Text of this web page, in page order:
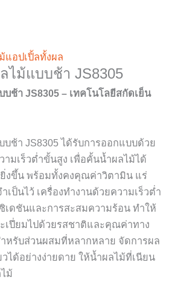
แอปเปิ้ลทั้งผล
ไม้แบบช้า JS8305
ช้า JS8305 – เทคโนโลยีสกัดเย็น
บช้า JS8305 ได้รับการออกแบบด้วย
ามเร็วต่ำขั้นสูง เพื่อคั้นน้ำผลไม้ได้
งขึ้น พร้อมทั้งคงคุณค่าวิตามิน แร่
เป็นไว้ เครื่องทำงานด้วยความเร็วต่ำ
เดชันและการสะสมความร้อน ทำให้
เปี่ยมไปด้วยรสชาติและคุณค่าทาง
หรับส่วนผสมที่หลากหลาย จัดการผล
ได้อย่างง่ายดาย ให้น้ำผลไม้ที่เนียน
ม้